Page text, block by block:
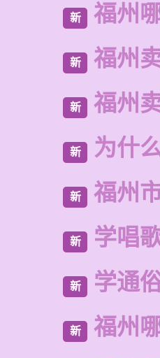
新 福州
新 福州
新 福州
新 为什
新 福州
新 学唱
新 学通
新 福州